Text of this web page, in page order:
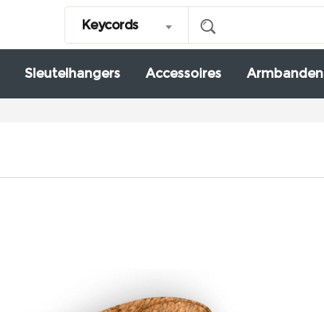
Keycords
Sleutelhangers Accessoires Armbanden